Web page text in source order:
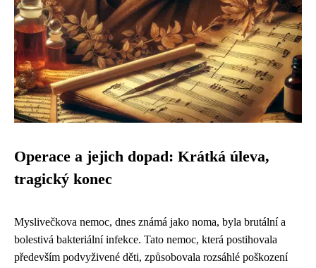
Operace a jejich dopad: Krátká úleva,
tragický konec
Myslivečkova nemoc, dnes známá jako noma, byla brutální a
bolestivá bakteriální infekce. Tato nemoc, která postihovala
především podvyživené děti, způsobovala rozsáhlé poškození